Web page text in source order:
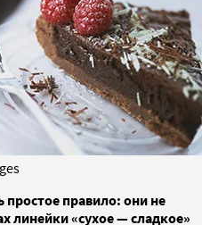
простое правило: они не
линейки «сухое — сладкое»